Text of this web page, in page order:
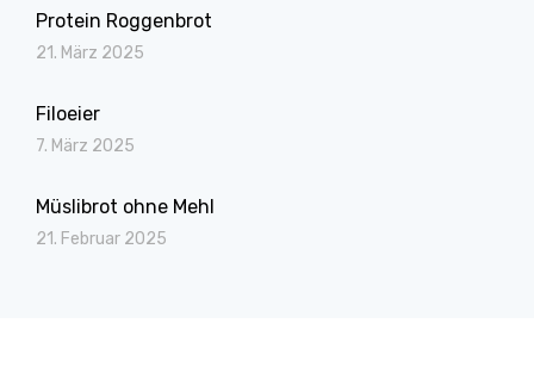
Protein Roggenbrot
21. März 2025
Filoeier
7. März 2025
Müslibrot ohne Mehl
21. Februar 2025